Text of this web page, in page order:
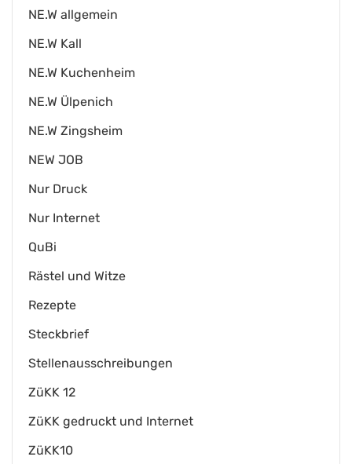
NE.W allgemein
NE.W Kall
NE.W Kuchenheim
NE.W Ülpenich
NE.W Zingsheim
NEW JOB
Nur Druck
Nur Internet
QuBi
Rästel und Witze
Rezepte
Steckbrief
Stellenausschreibungen
ZüKK 12
ZüKK gedruckt und Internet
ZüKK10